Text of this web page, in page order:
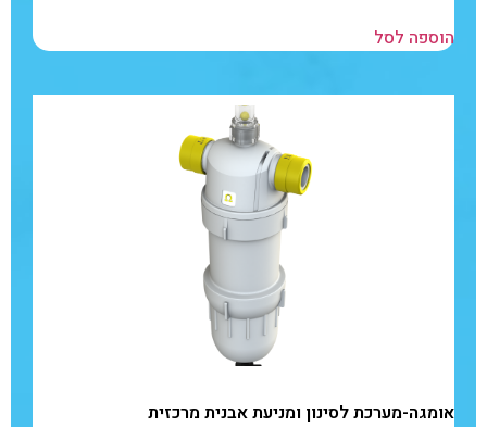
הוספה לסל
אומגה-מערכת לסינון ומניעת אבנית מרכזית